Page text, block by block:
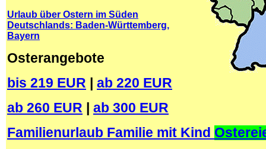
Urlaub über Ostern im Süden
Deutschlands: Baden-Württemberg,
Bayern
Osterangebote
bis 219 EUR
ab 220 EUR
ab 260 EUR
ab 300 EUR
Familienurlaub Familie mit Kind